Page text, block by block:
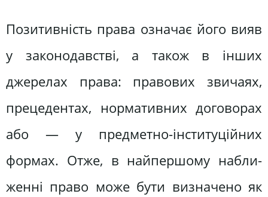
Позитивність права означає його вияв
у законодавстві, а також в інших
джерелах права: правових звичаях,
прецедентах, нормативних договорах
або — у предметно-інституційних
формах. Отже, в найпершому набли­
женні право може бути визначено як